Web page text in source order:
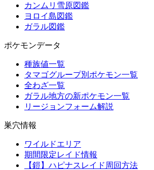
カンムリ雪原図鑑
ヨロイ島図鑑
ガラル図鑑
ポケモンデータ
種族値一覧
タマゴグループ別ポケモン一覧
全わざ一覧
ガラル地方の新ポケモン一覧
リージョンフォーム解説
巣穴情報
ワイルドエリア
期間限定レイド情報
【鎧】ハピナスレイド周回方法